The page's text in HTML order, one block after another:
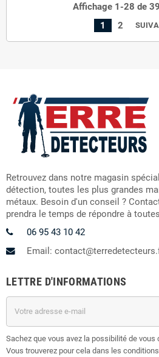
Affichage 1-28 de
1
2
Retrouvez dans notre magasin
détection, toutes les plus grandes
métaux. Besoin d'un conseil ?
prendra le temps de répondre à
06 95 43 10 42
Email:
LETTRE D'INFORMATIONS
Sachez que vous avez la possibilité de
Vous trouverez pour cela dans les